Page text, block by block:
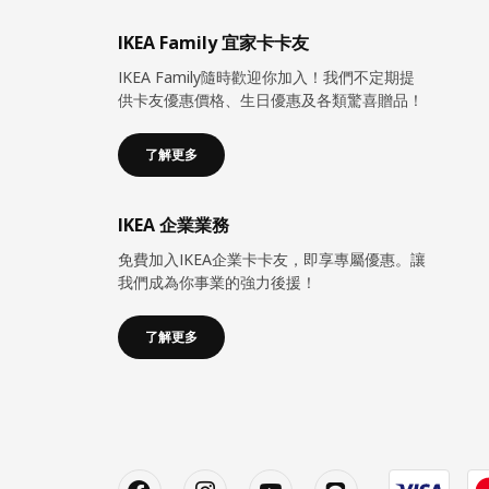
IKEA Family 宜家卡卡友
IKEA Family隨時歡迎你加入！我們不定期提
供卡友優惠價格、生日優惠及各類驚喜贈品！
了解更多
IKEA 企業業務
免費加入IKEA企業卡卡友，即享專屬優惠。讓
我們成為你事業的強力後援！
了解更多